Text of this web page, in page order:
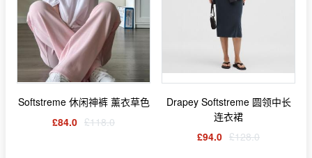
Softstreme 休闲神裤 薰衣草色
£84.0 £118.0
Drapey Softstreme 圆领中长
连衣裙
£94.0 £128.0